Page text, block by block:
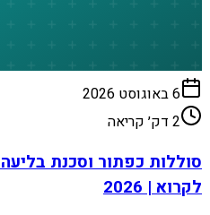
6 באוגוסט 2026
2 דק׳ קריאה
סוללות כפתור וסכנת
לקרוא | 2026